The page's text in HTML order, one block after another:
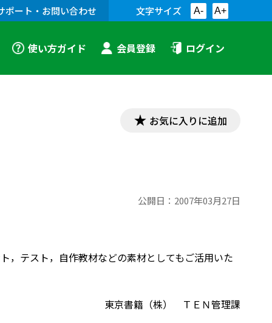
ポート・お問い合わせ 文字サイズ A- A+
使い方ガイド 会員登録 ログイン
お気に入りに追加
公開日： 2007年03月27日
，テスト，自作教材などの素材としてもご活用いた
東京書籍（株） ＴＥＮ管理課